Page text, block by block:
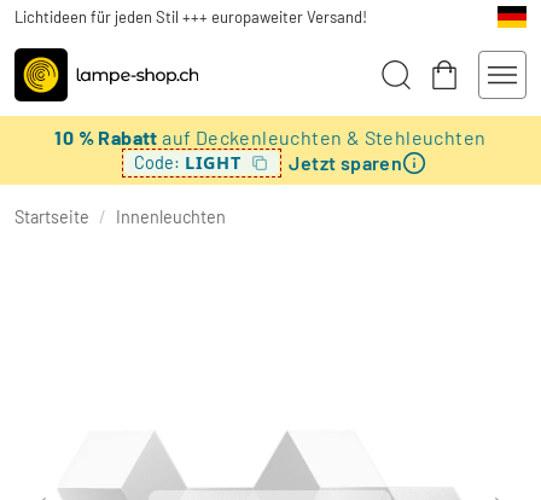
Lichtideen für jeden Stil +++ europaweiter Versand!
10 % Rabattauf Deckenleuchten & Stehleuchten
Code: LIGHT Jetzt sparen
Startseite / Innenleuchten